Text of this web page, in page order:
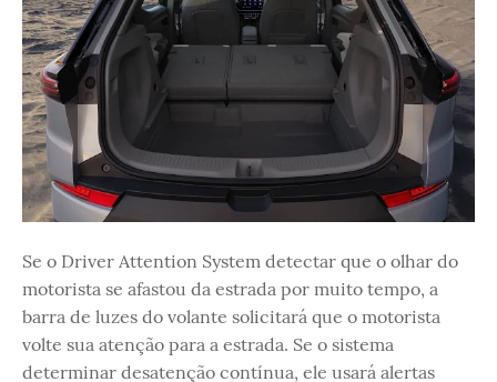
Se o Driver Attention System detectar que o olhar do
motorista se afastou da estrada por muito tempo, a
barra de luzes do volante solicitará que o motorista
volte sua atenção para a estrada. Se o sistema
determinar desatenção contínua, ele usará alertas